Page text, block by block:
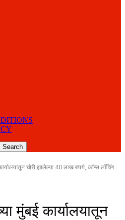
चोरी झालेल्या 40 लाख रुपये, कॉप्स लाँचिंग
मुंबई कार्यालयातून